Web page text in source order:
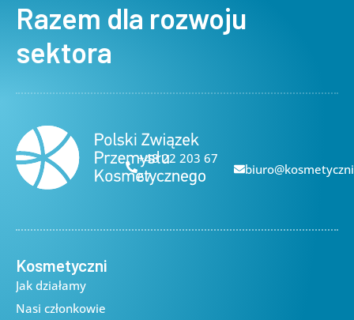
Razem dla rozwoju
sektora
+48 22 203 67
67
Kosmetyczni
Jak działamy
Nasi członkowie